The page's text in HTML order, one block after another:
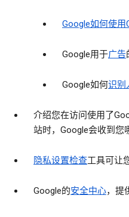
Google如何使用
Google用于广告
Google如何识别
介绍您在访问使用了
站时，Google会收到您
隐私设置检查工具可让
Google的安全中心，提